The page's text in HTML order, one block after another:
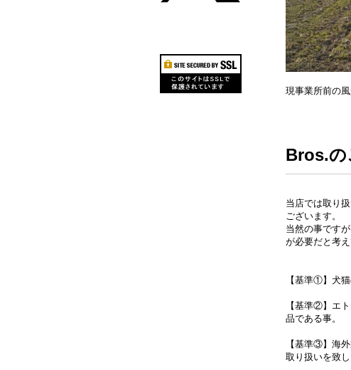
現事業所前の
Bros.の
当店では取り
ございます。
当然の事です
が必要だと考え
【基準①】犬
【基準②】エ
品である事。
【基準③】海
取り扱いを致し